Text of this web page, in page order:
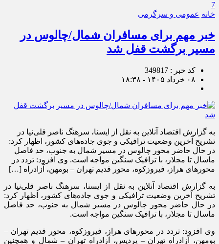
7
خانه عمومی و سرگرمی
خبر مهم برای مسافران شمال/چالوس در
مسیر برگشت قفل شد
کد خبر : 349817
۰۸ خرداد ۱۴۰۵ - ۱۸:۳۸
به گزارش اقتصاد آنلاین به نقل از ایسنا، سرهنگ ناصر قلی‌نیا در
تشریح آخرین وضعیت ترافیکی و جوی جاده‌های کشور، اظهار کرد:
در حال حاضر محور چالوس در مسیر شمال به جنوب، حد فاصل
ماسال تا مجلار، با ترافیک سنگین مواجه است. وی افزود: تردد در
محور‌های هراز، فیروزکوه، محور قدیم تهران – بومهن، آزادراه […]
به گزارش اقتصاد آنلاین به نقل از ایسنا، سرهنگ ناصر قلی‌نیا در
تشریح آخرین وضعیت ترافیکی و جوی جاده‌های کشور، اظهار کرد:
در حال حاضر محور چالوس در مسیر شمال به جنوب، حد فاصل
ماسال تا مجلار، با ترافیک سنگین مواجه است.
وی افزود: تردد در محور‌های هراز، فیروزکوه، محور قدیم تهران –
بومهن، آزادراه تهران – پردیس، آزادراه تهران – شمال و همچنین